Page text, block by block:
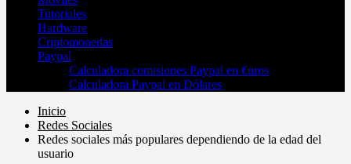
Tutoriales
Hardware
Criptomonedas
Paypal
Calculadora comisiones Paypal en €uros
Calculadora Paypal en Dólares
Inicio
Redes Sociales
Redes sociales más populares dependiendo de la edad del
usuario